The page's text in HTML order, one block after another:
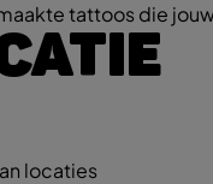
tattoos die